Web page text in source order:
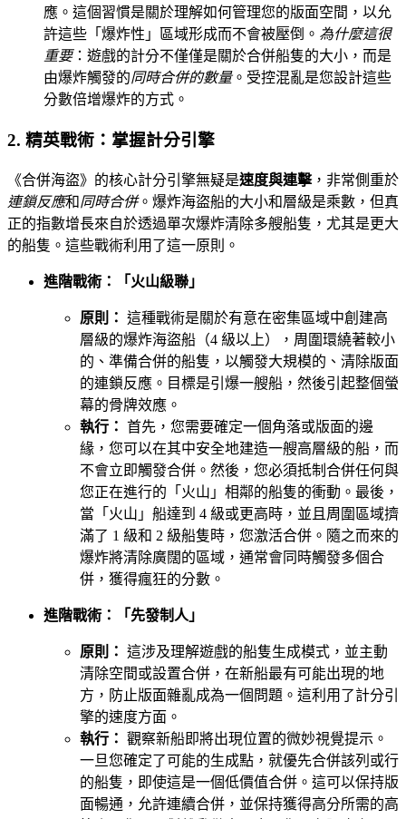
應。這個習慣是關於理解如何管理您的版面空間，以允
許這些「爆炸性」區域形成而不會被壓倒。 為什麼這很
重要：遊戲的計分不僅僅是關於合併船隻的大小，而是
由爆炸觸發的同時合併的數量。受控混亂是您設計這些
分數倍增爆炸的方式。
2. 精英戰術：掌握計分引擎
《合併海盜》的核心計分引擎無疑是速度與連擊，非常側重於
連鎖反應和同時合併。爆炸海盜船的大小和層級是乘數，但真
正的指數增長來自於透過單次爆炸清除多艘船隻，尤其是更大
的船隻。這些戰術利用了這一原則。
進階戰術：「火山級聯」
原則： 這種戰術是關於有意在密集區域中創建高
層級的爆炸海盜船（4 級以上），周圍環繞著較小
的、準備合併的船隻，以觸發大規模的、清除版面
的連鎖反應。目標是引爆一艘船，然後引起整個螢
幕的骨牌效應。
執行： 首先，您需要確定一個角落或版面的邊
緣，您可以在其中安全地建造一艘高層級的船，而
不會立即觸發合併。然後，您必須抵制合併任何與
您正在進行的「火山」相鄰的船隻的衝動。最後，
當「火山」船達到 4 級或更高時，並且周圍區域擠
滿了 1 級和 2 級船隻時，您激活合併。隨之而來的
爆炸將清除廣闊的區域，通常會同時觸發多個合
併，獲得瘋狂的分數。
進階戰術：「先發制人」
原則： 這涉及理解遊戲的船隻生成模式，並主動
清除空間或設置合併，在新船最有可能出現的地
方，防止版面雜亂成為一個問題。這利用了計分引
擎的速度方面。
執行： 觀察新船即將出現位置的微妙視覺提示。
一旦您確定了可能的生成點，就優先合併該列或行
的船隻，即使這是一個低價值合併。這可以保持版
面暢通，允許連續合併，並保持獲得高分所需的高